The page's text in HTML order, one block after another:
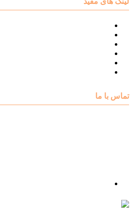
تماس با ما